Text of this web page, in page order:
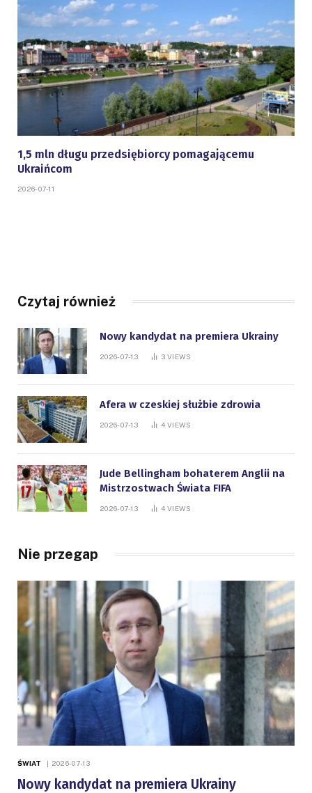
1,5 mln długu przedsiębiorcy pomagającemu
Ukraińcom
2026-07-11
Czytaj również
Nowy kandydat na premiera Ukrainy
2026-07-13 3 VIEWS
Afera w czeskiej służbie zdrowia
2026-07-13 4 VIEWS
Jude Bellingham bohaterem Anglii na
Mistrzostwach Świata FIFA
2026-07-13 4 VIEWS
Nie przegap
ŚWIAT 2026-07-13
Nowy kandydat na premiera Ukrainy